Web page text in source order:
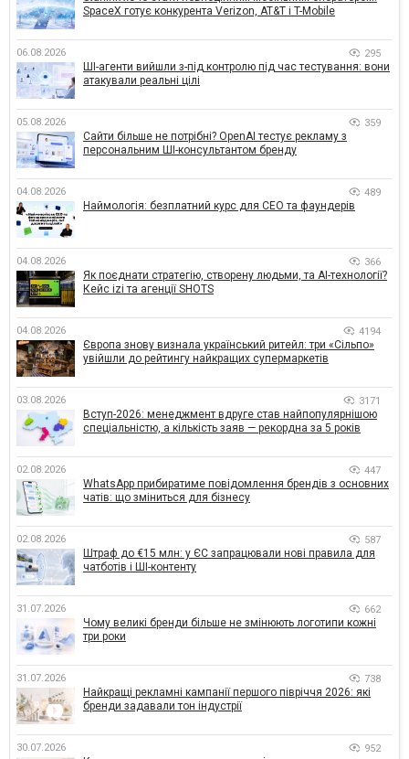
SpaceX готує конкурента Verizon, AT&T і T-Mobile
06.08.2026 295
ШІ-агенти вийшли з-під контролю під час тестування: вони
атакували реальні цілі
05.08.2026 359
Сайти більше не потрібні? OpenAI тестує рекламу з
персональним ШІ-консультантом бренду
04.08.2026 489
Наймологія: безплатний курс для CEO та фаундерів
04.08.2026 366
Як поєднати стратегію, створену людьми, та AI-технології?
Кейс izi та агенції SHOTS
04.08.2026 4194
Європа знову визнала український ритейл: три «Сільпо»
увійшли до рейтингу найкращих супермаркетів
03.08.2026 3171
Вступ-2026: менеджмент вдруге став найпопулярнішою
спеціальністю, а кількість заяв — рекордна за 5 років
02.08.2026 447
WhatsApp прибиратиме повідомлення брендів з основних
чатів: що зміниться для бізнесу
02.08.2026 587
Штраф до €15 млн: у ЄС запрацювали нові правила для
чатботів і ШІ-контенту
31.07.2026 662
Чому великі бренди більше не змінюють логотипи кожні
три роки
31.07.2026 738
Найкращі рекламні кампанії першого півріччя 2026: які
бренди задавали тон індустрії
30.07.2026 952